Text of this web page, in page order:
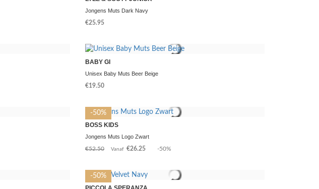
Jongens Muts Dark Navy
€25.95
BABY GI
Unisex Baby Muts Beer Beige
€19.50
-50%
BOSS KIDS
Jongens Muts Logo Zwart
€52.50
Vanaf €26.25 -50%
-50%